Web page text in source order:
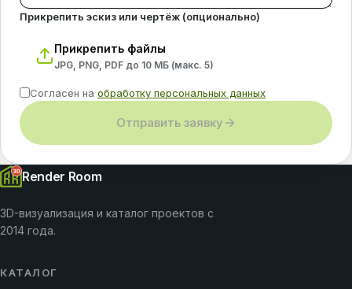
Прикрепить эскиз или чертёж (опционально)
Прикрепить файлы
JPG, PNG, PDF до 10 МБ (макс. 5)
Согласен на обработку персональных данных
Отправить заявку
Render Room
3D-визуализация и каталог проектов с
2014 года.
КАТАЛОГ